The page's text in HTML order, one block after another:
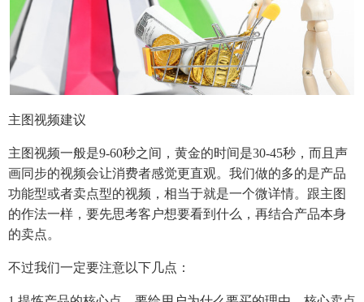
主图视频建议
主图视频一般是9-60秒之间，黄金的时间是30-45秒，而且声
画同步的视频会让消费者感觉更直观。我们做的多的是产品
功能型或者卖点型的视频，相当于就是一个微详情。跟主图
的作法一样，要先思考客户想要看到什么，再结合产品本身
的卖点。
不过我们一定要注意以下几点：